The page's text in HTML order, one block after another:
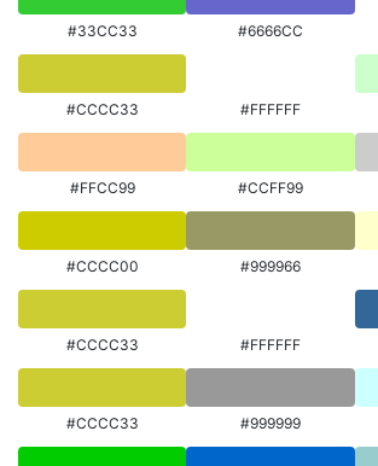
#33CC33 #6666CC
#CCCC33 #FFFFFF
#FFCC99 #CCFF99
#CCCC00 #999966
#CCCC33 #FFFFFF
#CCCC33 #999999